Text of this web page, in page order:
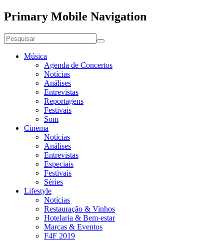
Primary Mobile Navigation
Música
Agenda de Concertos
Notícias
Análises
Entrevistas
Reportagens
Festivais
Som
Cinema
Notícias
Análises
Entrevistas
Especiais
Festivais
Séries
Lifestyle
Notícias
Restauração & Vinhos
Hotelaria & Bem-estar
Marcas & Eventos
F4F 2019